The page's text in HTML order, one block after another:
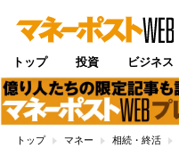
トップ 投資 ビジネス
トップ マネー 相続・終活